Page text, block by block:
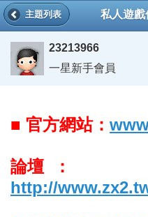
私人遊戲
主題列表
23213966
一星新手會員
■ 官方網站：
論壇 ：
http://